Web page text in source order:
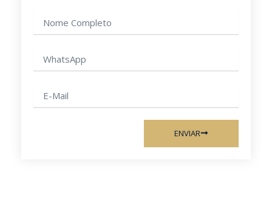
completo
mail
ENVIAR